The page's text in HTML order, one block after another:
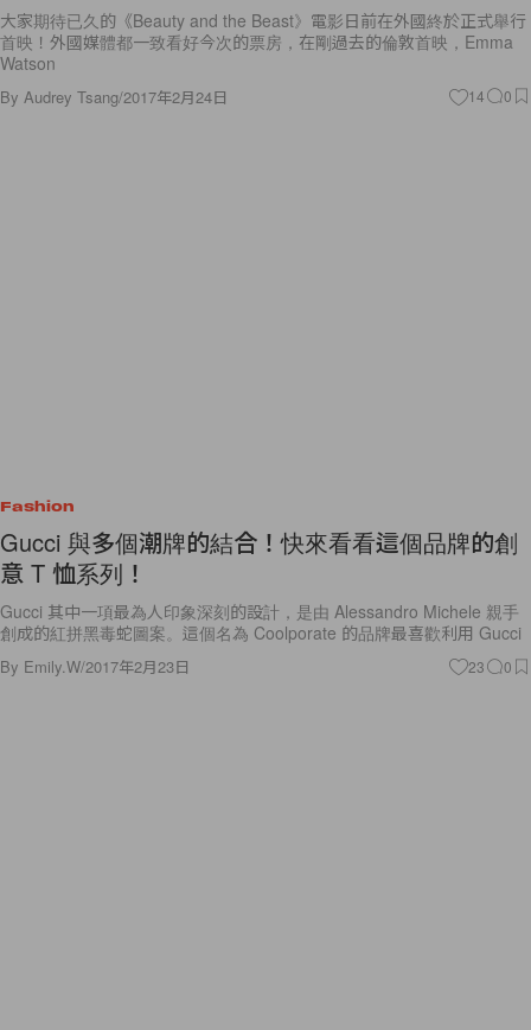
大家期待已久的《Beauty and the Beast》電影日前在外國終於正式舉行
首映！外國媒體都一致看好今次的票房，在剛過去的倫敦首映，Emma
Watson
By Audrey Tsang/2017年2月24日 14 0
Fashion
Gucci 與多個潮牌的結合！快來看看這個品牌的創
意 T 恤系列！
Gucci 其中一項最為人印象深刻的設計，是由 Alessandro Michele 親手
創成的紅拼黑毒蛇圖案。這個名為 Coolporate 的品牌最喜歡利用 Gucci
By Emily.W/2017年2月23日 23 0